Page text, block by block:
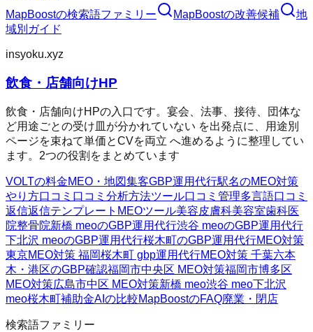
MapBoostの検索語ファミリー MapBoostの改善候補
地
域別ガイド
insyoku.xyz
飲食・店舗向けHP
飲食・店舗向けHPの入口です。宴会、法事、接待、団体な
ど用途ごとの受け皿が分かれていない を出発点に、用途別
ページを束ねて単価とCVを両立 へ進めるように整理してい
ます。2つの役割をまとめています
VOLTの料金MEO・地図集客GBP運用代行駅名のMEO対策
やり方口コミ 口コミ分析方法ツール口コミ管理多言語口コミ
返信返信テンプレート MEOツール美容皮膚科美容室歯科医
院整骨院新橋 meoのGBP運用代行渋谷 meoのGBP運用代行
下北沢 meoのGBP運用代行桜木町のGBP運用代行MEO対策
東京MEO対策 福岡桜木町 gbp運用代行MEO対策 千葉六本
木・港区のGBP確認福岡市中央区 MEO対策福岡市博多区
MEO対策広島市中区 MEO対策新橋 meo渋谷 meo下北沢
meo桜木町補助金AIの比較MapBoostのFAQ廃業・閉店
検索語ファミリー